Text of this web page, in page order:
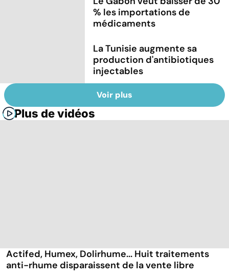
% les importations de
médicaments
La Tunisie augmente sa
production d'antibiotiques
injectables
Voir plus
Plus de vidéos
Actifed, Humex, Dolirhume... Huit traitements
anti-rhume disparaissent de la vente libre